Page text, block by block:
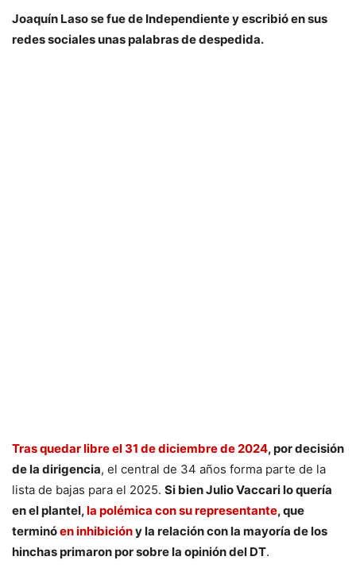
Joaquín Laso se fue de Independiente y escribió en sus
redes sociales unas palabras de despedida.
Tras quedar libre el 31 de diciembre de 2024, por decisión
de la dirigencia, el central de 34 años forma parte de la
lista de bajas para el 2025. Si bien Julio Vaccari lo quería
en el plantel,la polémica con su representante, que
terminóen inhibicióny la relación con la mayoría de los
hinchas primaron por sobre la opinión del DT.